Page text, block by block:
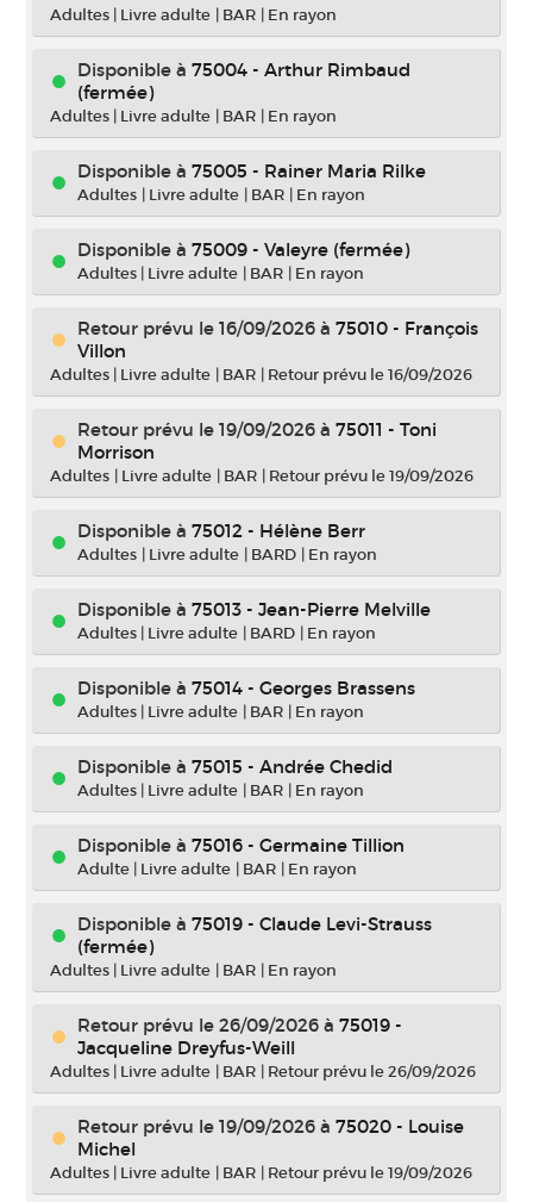
Adultes | Livre adulte | BAR | En rayon
Disponible à 75004 - Arthur Rimbaud
(fermée)
Adultes | Livre adulte | BAR | En rayon
Disponible à 75005 - Rainer Maria Rilke
Adultes | Livre adulte | BAR | En rayon
Disponible à 75009 - Valeyre (fermée)
Adultes | Livre adulte | BAR | En rayon
Retour prévu le 16/09/2026 à 75010 - François
Villon
Adultes | Livre adulte | BAR | Retour prévu le 16/09/2026
Retour prévu le 19/09/2026 à 75011 - Toni
Morrison
Adultes | Livre adulte | BAR | Retour prévu le 19/09/2026
Disponible à 75012 - Hélène Berr
Adultes | Livre adulte | BARD | En rayon
Disponible à 75013 - Jean-Pierre Melville
Adultes | Livre adulte | BARD | En rayon
Disponible à 75014 - Georges Brassens
Adultes | Livre adulte | BAR | En rayon
Disponible à 75015 - Andrée Chedid
Adultes | Livre adulte | BAR | En rayon
Disponible à 75016 - Germaine Tillion
Adulte | Livre adulte | BAR | En rayon
Disponible à 75019 - Claude Levi-Strauss
(fermée)
Adultes | Livre adulte | BAR | En rayon
Retour prévu le 26/09/2026 à 75019 -
Jacqueline Dreyfus-Weill
Adultes | Livre adulte | BAR | Retour prévu le 26/09/2026
Retour prévu le 19/09/2026 à 75020 - Louise
Michel
Adultes | Livre adulte | BAR | Retour prévu le 19/09/2026